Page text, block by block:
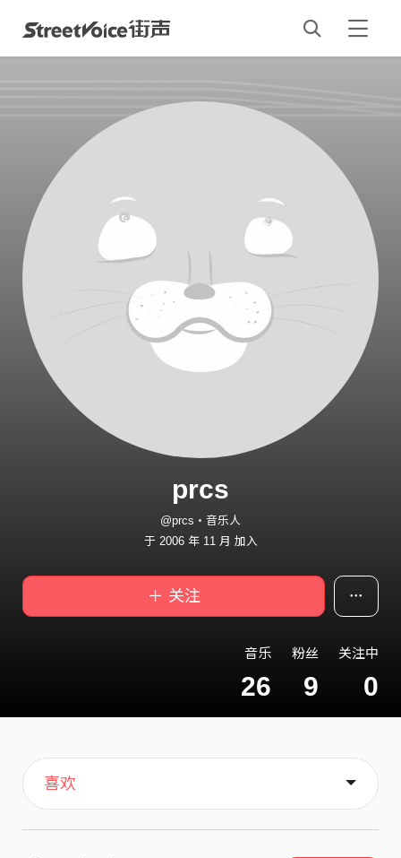
prcs
@prcs・音乐人
于 2006 年 11 月 加入
＋ 关注
音乐
26
粉丝
9
关注中
0
主页
音乐
喜欢
关于